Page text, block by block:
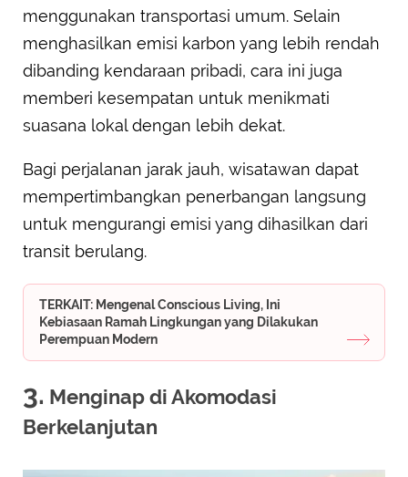
menggunakan transportasi umum. Selain
menghasilkan emisi karbon yang lebih rendah
dibanding kendaraan pribadi, cara ini juga
memberi kesempatan untuk menikmati
suasana lokal dengan lebih dekat.
Bagi perjalanan jarak jauh, wisatawan dapat
mempertimbangkan penerbangan langsung
untuk mengurangi emisi yang dihasilkan dari
transit berulang.
TERKAIT: Mengenal Conscious Living, Ini
Kebiasaan Ramah Lingkungan yang Dilakukan
Perempuan Modern
3. Menginap di Akomodasi
Berkelanjutan